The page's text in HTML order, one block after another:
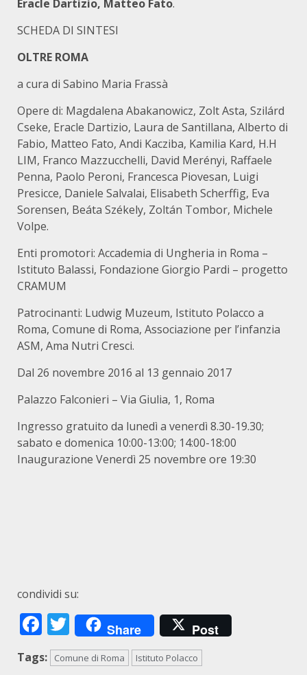
Eracle Dartizio, Matteo Fato.
SCHEDA DI SINTESI
OLTRE ROMA
a cura di Sabino Maria Frassà
Opere di: Magdalena Abakanowicz, Zolt Asta, Szilárd
Cseke, Eracle Dartizio, Laura de Santillana, Alberto di
Fabio, Matteo Fato, Andi Kacziba, Kamilia Kard, H.H
LIM, Franco Mazzucchelli, David Merényi, Raffaele
Penna, Paolo Peroni, Francesca Piovesan, Luigi
Presicce, Daniele Salvalai, Elisabeth Scherffig, Eva
Sorensen, Beáta Székely, Zoltán Tombor, Michele
Volpe.
Enti promotori: Accademia di Ungheria in Roma –
Istituto Balassi, Fondazione Giorgio Pardi – progetto
CRAMUM
Patrocinanti: Ludwig Muzeum, Istituto Polacco a
Roma, Comune di Roma, Associazione per l’infanzia
ASM, Ama Nutri Cresci.
Dal 26 novembre 2016 al 13 gennaio 2017
Palazzo Falconieri – Via Giulia, 1, Roma
Ingresso gratuito da lunedì a venerdì 8.30-19.30;
sabato e domenica 10:00-13:00; 14:00-18:00
Inaugurazione Venerdì 25 novembre ore 19:30
condividi su:
Facebook
Twitter
Share Post
Tags: Comune di Roma Istituto Polacco